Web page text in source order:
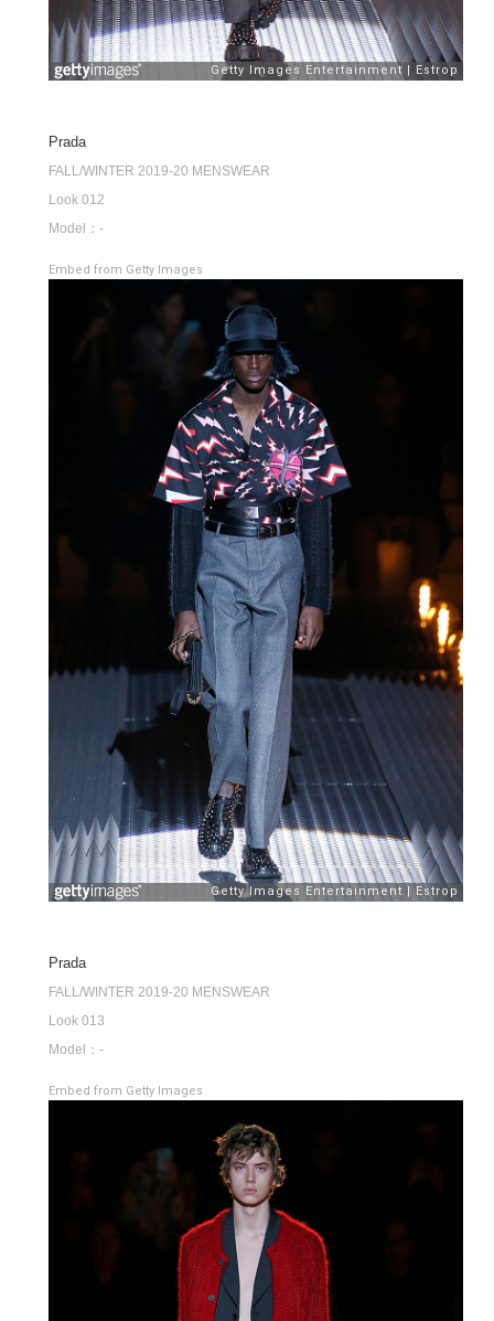
Prada
FALL/WINTER 2019-20 MENSWEAR
Look 012
Model：-
Embed from Getty Images
Prada
FALL/WINTER 2019-20 MENSWEAR
Look 013
Model：-
Embed from Getty Images